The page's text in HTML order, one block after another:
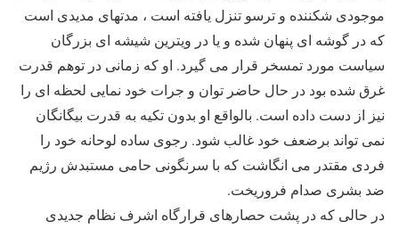
موجودی شکننده و ترسو تنزل یافته است ، مدتهای مدیدی است
که در گوشه ای پنهان شده و یا در ویترین شیشه ای بزرگان
سیاست مورد تمسخر قرار می گیرد. او که زمانی در توهم قدرت
غرق شده بود در حال حاضر توان و جرات خود نمایی لحظه ای را
نیز از دست داده است. بالواقع او بدون تکیه به قدرت بیگانگان
نمی تواند برضعف خود غالب شود. رجوی ساده لوحانه خود را
فردی مقتدر می انگاشت که با سرنگونی حامی مستبدش رژیم
ضد بشری صدام فروریخت.
در حالی که در پشت حصارهای قرارگاه اشرف نظام جدیدی